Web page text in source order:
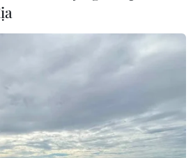
thông báo Triều
xác định